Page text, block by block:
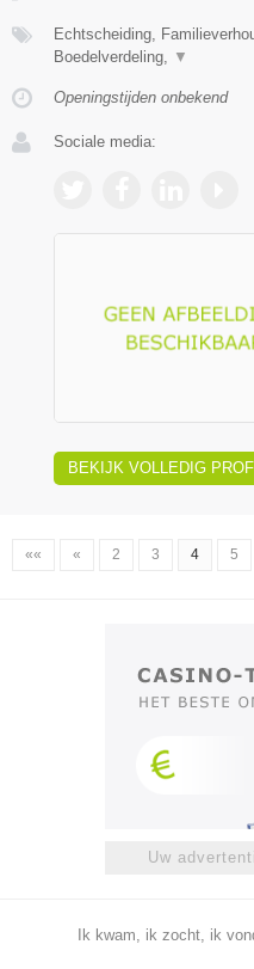
Echtscheiding,
Boedelverdeling,
▼
Openingstijden onbekend
Sociale media:
BEKIJK VOLLEDIG
«« « 2 3 4 5
Uw
Ik kwam, ik zocht, ik